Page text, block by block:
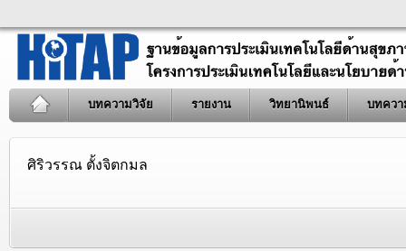
บทความวิจัย รายงาน วิทยานิพนธ์ บทควา
ศิริวรรณ ตั้งจิตกมล